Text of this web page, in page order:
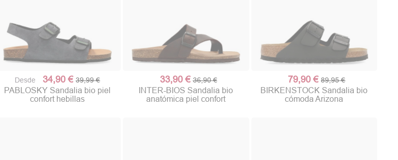
Desde 34,90 € 39,99 €
PABLOSKY Sandalia bio piel
confort hebillas
33,90 € 36,90 €
INTER-BIOS Sandalia bio
anatómica piel confort
79,90 € 89,95 €
BIRKENSTOCK Sandalia bio
cómoda Arizona